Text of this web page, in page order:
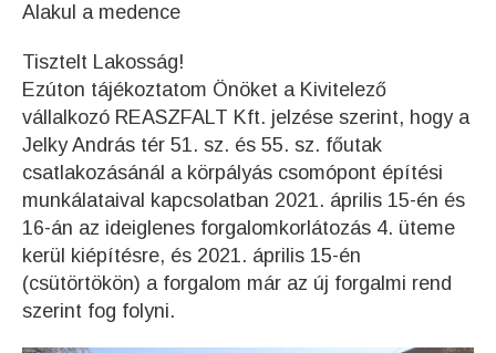
Alakul a medence
Tisztelt Lakosság!
Ezúton tájékoztatom Önöket a Kivitelező
vállalkozó REASZFALT Kft. jelzése szerint, hogy a
Jelky András tér 51. sz. és 55. sz. főutak
csatlakozásánál a körpályás csomópont építési
munkálataival kapcsolatban 2021. április 15-én és
16-án az ideiglenes forgalomkorlátozás 4. üteme
kerül kiépítésre, és 2021. április 15-én
(csütörtökön) a forgalom már az új forgalmi rend
szerint fog folyni.